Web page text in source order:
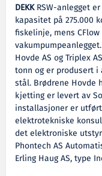
DEKKRSW-anlegget
kapasitet på 275.000
fiskelinje, mens
Hovde AS og Triplex
tonn og er produsert
stål. Brødrene Hovde
kjetting er levert av
installasjoner er
elektrotekniske
det elektroniske
Phontech AS
Erling Haug AS, type